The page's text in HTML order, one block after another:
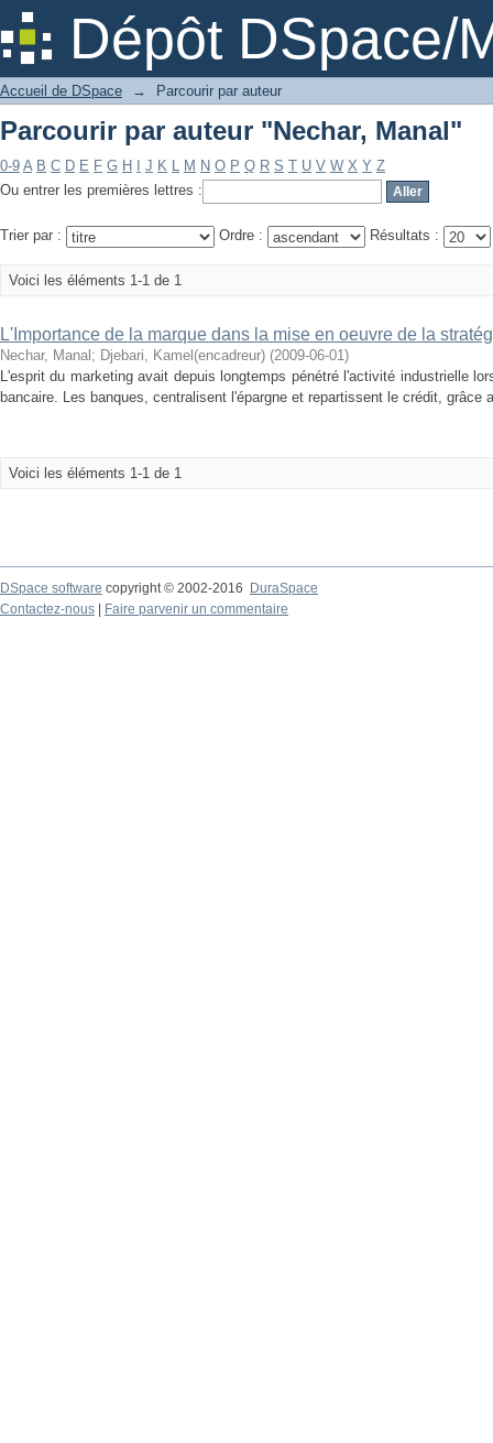
Dépôt DSpace/
Parcourir par auteur "Nechar, Manal"
Accueil de DSpace → Parcourir par auteur
Parcourir par auteur "Nechar, Manal"
0-9 A B C D E F G H J K L M N O P Q R S T U V W X Y Z
Ou entrer les premières lettres :
Trier par : Ordre : Résultats :
Voici les éléments 1-1 de 1
L'Importance de la marque dans la mise en oeuvre de la
Nechar, Manal ; Djebari, Kamel(encadreur) (2009-06-01)
L'esprit du marketing avait depuis longtemps pénétré l'activité industrielle
bancaire. Les banques, centralisent l'épargne et repartissent le crédit, grâce
Voici les éléments 1-1 de 1
DSpace software copyright © 2002-2016
DuraSpace
Contactez-nous
Faire parvenir un commentaire